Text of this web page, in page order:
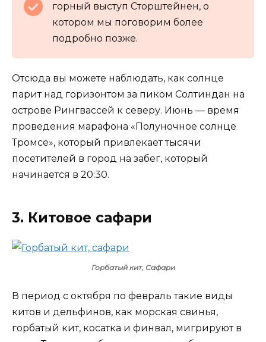
горный выступ Сторштейнен, о
котором мы поговорим более
подробно позже.
Отсюда вы можете наблюдать, как солнце
парит над горизонтом за пиком Солтиндан на
острове Рингвассей к северу. Июнь — время
проведения марафона «Полуночное солнце
Тромсе», который привлекает тысячи
посетителей в город на забег, который
начинается в 20:30.
3. Китовое сафари
Горбатый кит, Сафари
В период с октября по февраль такие виды
китов и дельфинов, как морская свинья,
горбатый кит, косатка и финвал, мигрируют в